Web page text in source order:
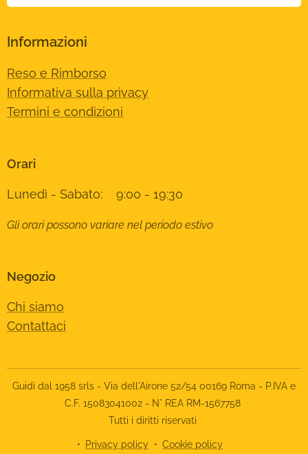
Informazioni
Reso e Rimborso
Informativa sulla privacy
Termini e condizioni
Orari
Lunedì - Sabato: 9:00 - 19:30
Gli orari possono variare nel periodo estivo
Negozio
Chi siamo
Contattaci
Guidi dal 1958 srls - Via dell'Airone 52/54 00169 Roma - P.IVA e
C.F. 15083041002 - N° REA RM-1567758
Tutti i diritti riservati
Privacy policy Cookie policy